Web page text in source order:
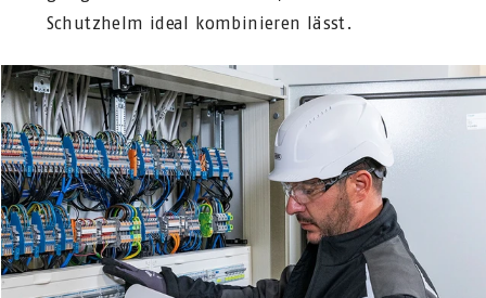
Schutzhelm ideal kombinieren lässt.